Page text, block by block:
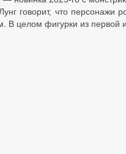
говорит, что персонажи
В целом фигурки из первой